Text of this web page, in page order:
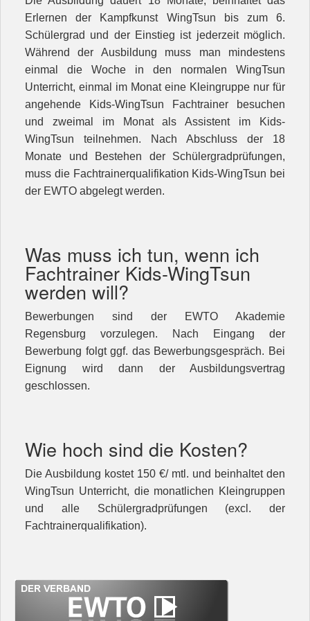
Kontakt
Unterricht
Erlernen der Kampfkunst WingTsun bis zum 6.
Schülergrad und der Einstieg ist jederzeit möglich.
Während der Ausbildung muss man mindestens
einmal die Woche in den normalen WingTsun
Unterricht, einmal im Monat eine Kleingruppe nur für
angehende Kids-WingTsun Fachtrainer besuchen
und zweimal im Monat als Assistent im Kids-
WingTsun teilnehmen. Nach Abschluss der 18
Monate und Bestehen der Schülergradprüfungen,
muss die Fachtrainerqualifikation Kids-WingTsun bei
der EWTO abgelegt werden.
Was muss ich tun, wenn ich
Fachtrainer Kids-WingTsun
werden will?
Bewerbungen sind der EWTO Akademie
Regensburg vorzulegen. Nach Eingang der
Bewerbung folgt ggf. das Bewerbungsgespräch. Bei
Eignung wird dann der Ausbildungsvertrag
geschlossen.
Wie hoch sind die Kosten?
Die Ausbildung kostet 150 €/ mtl. und beinhaltet den
WingTsun Unterricht, die monatlichen Kleingruppen
und alle Schülergradprüfungen (excl. der
Fachtrainerqualifikation).